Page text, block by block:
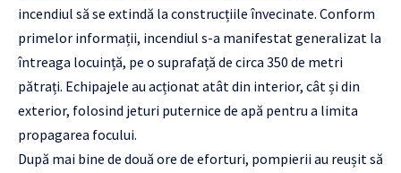
incendiul să se extindă la construcțiile învecinate. Conform
primelor informații, incendiul s-a manifestat generalizat la
întreaga locuință, pe o suprafață de circa 350 de metri
pătrați. Echipajele au acționat atât din interior, cât și din
exterior, folosind jeturi puternice de apă pentru a limita
propagarea focului.
După mai bine de două ore de eforturi, pompierii au reușit să